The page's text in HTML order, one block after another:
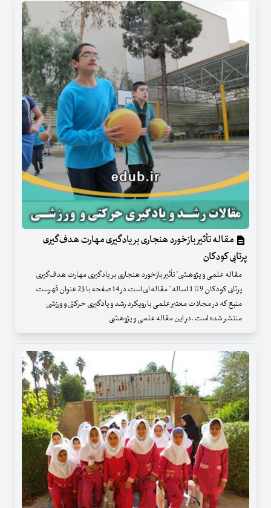
مقاله تأثیر بازخورد هنجاری بر یادگیری مهارت هدف‌گیری
پرتابی کودکان
مقاله علمی و پژوهشی" تأثیر بازخورد هنجاری بر یادگیری مهارت هدف‌گیری
پرتابی کودکان 9 تا 11ساله " مقاله ای است در 14 صفحه با 23 عنوان فهرست
منبع که در مجلات معتبر علمی با رویکرد رشد و یادگیری حرکتی و ورزشی
منتشر شده است .در این مقاله علمی و پژوهشی